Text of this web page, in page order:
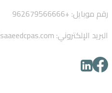
رقم موبايل: +962679566666
البريد الإلكتروني: info@alsaaeedcpas.com